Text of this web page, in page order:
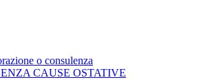
o consulenza
CAUSE OSTATIVE